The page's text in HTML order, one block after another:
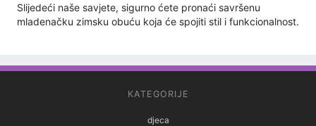
Slijedeći naše savjete, sigurno ćete pronaći savršenu
mladenačku zimsku obuću koja će spojiti stil i funkcionalnost.
KATEGORIJE
djeca